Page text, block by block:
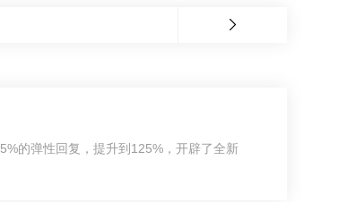
的弹性回复，提升到125%，开辟了全新